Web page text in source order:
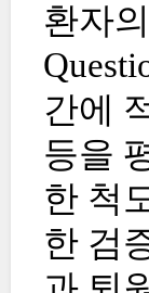
환자
간에
등을
한 척
한 검